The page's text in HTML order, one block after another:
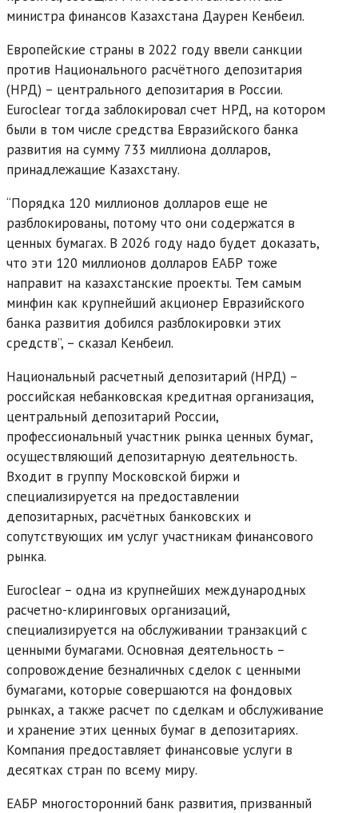
министра финансов Казахстана Даурен Кенбеил.
Европейские страны в 2022 году ввели санкции
против Национального расчётного депозитария
(НРД) – центрального депозитария в России.
Euroclear тогда заблокировал счет НРД, на котором
были в том числе средства Евразийского банка
развития на сумму 733 миллиона долларов,
принадлежащие Казахстану.
“Порядка 120 миллионов долларов еще не
разблокированы, потому что они содержатся в
ценных бумагах. В 2026 году надо будет доказать,
что эти 120 миллионов долларов ЕАБР тоже
направит на казахстанские проекты. Тем самым
минфин как крупнейший акционер Евразийского
банка развития добился разблокировки этих
средств”, – сказал Кенбеил.
Национальный расчетный депозитарий (НРД) –
российская небанковская кредитная организация,
центральный депозитарий России,
профессиональный участник рынка ценных бумаг,
осуществляющий депозитарную деятельность.
Входит в группу Московской биржи и
специализируется на предоставлении
депозитарных, расчётных банковских и
сопутствующих им услуг участникам финансового
рынка.
Euroclear – одна из крупнейших международных
расчетно-клиринговых организаций,
специализируется на обслуживании транзакций с
ценными бумагами. Основная деятельность –
сопровождение безналичных сделок с ценными
бумагами, которые совершаются на фондовых
рынках, а также расчет по сделкам и обслуживание
и хранение этих ценных бумаг в депозитариях.
Компания предоставляет финансовые услуги в
десятках стран по всему миру.
ЕАБР многосторонний банк развития, призванный